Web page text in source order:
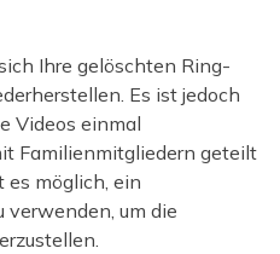
Ihre gelöschten Ring-
Es ist jedoch
Videos einmal
Familienmitgliedern geteilt
es möglich, ein
verwenden, um die